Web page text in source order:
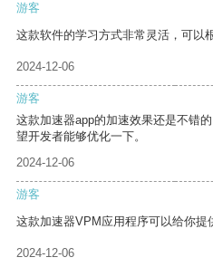
游客
这款软件的学习方式非常灵活，可以
2024-12-06
游客
这款加速器app的加速效果还是不错
望开发者能够优化一下。
2024-12-06
游客
这款加速器VPM应用程序可以给你提
2024-12-06